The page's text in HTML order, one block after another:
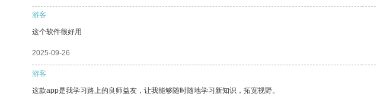
游客
这个软件很好用
2025-09-26
游客
这款app是我学习路上的良师益友，让我能够随时随地学习新知识，拓宽视野。